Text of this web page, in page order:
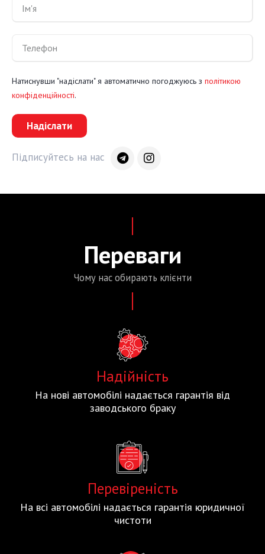
Натиснувши "надіслати" я автоматично погоджуюсь з політикою
конфіденційності.
Надіслати
Підписуйтесь на нас
Переваги
Чому насобирають клієнти
Надійність
На нові автомобілі надається гарантія від
заводського браку
Перевіреність
На всі автомобілі надається гарантія юридичної
чистоти